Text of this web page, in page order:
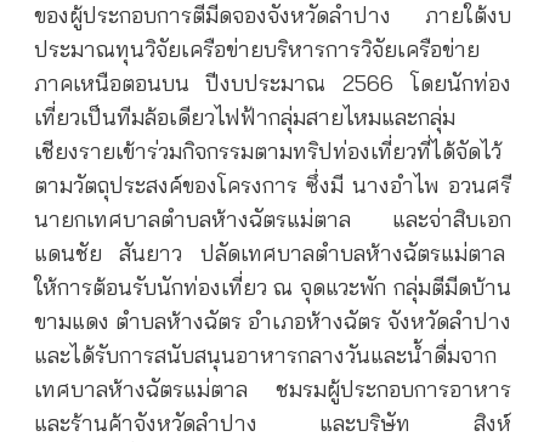
ของผู้ประกอบการตีมีดจองจังหวัดลำปาง ภายใต้งบ
ประมาณทุนวิจัยเครือข่ายบริหารการวิจัยเครือข่าย
ภาคเหนือตอนบน ปีงบประมาณ 2566 โดยนักท่อง
เที่ยวเป็นทีมล้อเดียวไฟฟ้ากลุ่มสายไหมและกลุ่ม
เชียงรายเข้าร่วมกิจกรรมตามทริปท่องเที่ยวที่ได้จัดไว้
ตามวัตถุประสงค์ของโครงการ ซึ่งมี นางอำไพ อวนศรี
นายกเทศบาลตำบลห้างฉัตรแม่ตาล และจ่าสิบเอก
แดนชัย สันยาว ปลัดเทศบาลตำบลห้างฉัตรแม่ตาล
ให้การต้อนรับนักท่องเที่ยว ณ จุดแวะพัก กลุ่มตีมีดบ้าน
ขามแดง ตำบลห้างฉัตร อำเภอห้างฉัตร จังหวัดลำปาง
และได้รับการสนับสนุนอาหารกลางวันและน้ำดื่มจาก
เทศบาลห้างฉัตรแม่ตาล ชมรมผู้ประกอบการอาหาร
และร้านค้าจังหวัดลำปาง และบริษัท สิงห์